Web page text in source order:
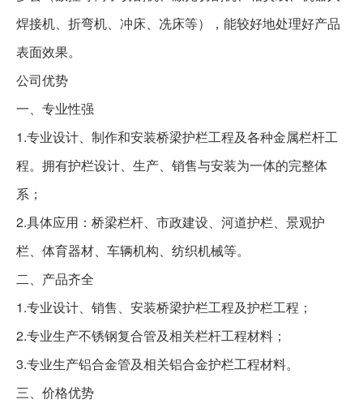
焊接机、折弯机、冲床、冼床等），能较好地处理好产品
表面效果。
公司优势
一、专业性强
1.专业设计、制作和安装桥梁护栏工程及各种金属栏杆工
程。拥有护栏设计、生产、销售与安装为一体的完整体
系；
2.具体应用：桥梁栏杆、市政建设、河道护栏、景观护
栏、体育器材、车辆机构、纺织机械等。
二、产品齐全
1.专业设计、销售、安装桥梁护栏工程及护栏工程；
2.专业生产不锈钢复合管及相关栏杆工程材料；
3.专业生产铝合金管及相关铝合金护栏工程材料。
三、价格优势